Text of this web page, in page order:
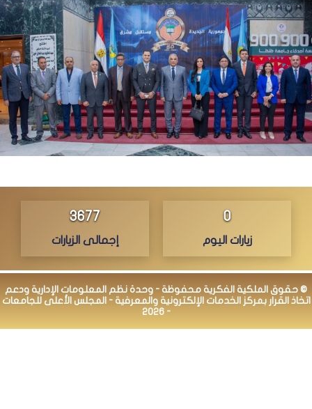
0
زيارات اليوم
3732
إجمالى الزيارات
© حقوق الملكية الفكرية محفوظة - وحدة نظم المعلومات الإدارية ودعم
اتخاذ القرار بمركز الخدمات الإلكترونية والمعرفية - المجلس الأعلى للجامعات
- 2026